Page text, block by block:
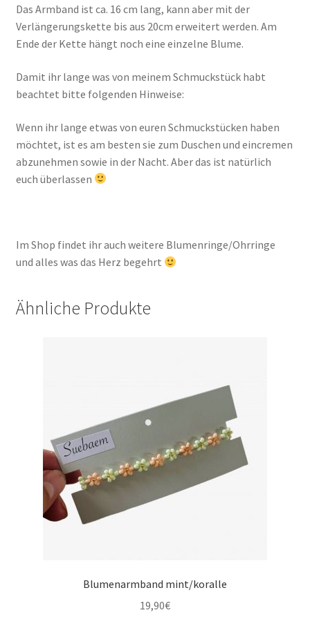
Das Armband ist ca. 16 cm lang, kann aber mit der
Verlängerungskette bis aus 20cm erweitert werden. Am
Ende der Kette hängt noch eine einzelne Blume.
Damit ihr lange was von meinem Schmuckstück habt
beachtet bitte folgenden Hinweise:
Wenn ihr lange etwas von euren Schmuckstücken haben
möchtet, ist es am besten sie zum Duschen und eincremen
abzunehmen sowie in der Nacht. Aber das ist natürlich
euch überlassen
Im Shop findet ihr auch weitere Blumenringe/Ohrringe
und alles was das Herz begehrt
Ähnliche Produkte
Blumenarmband mint/koralle
19,90€